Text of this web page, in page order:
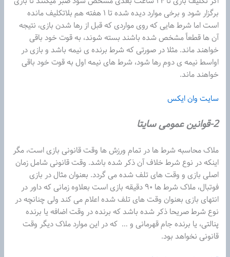
برگزار شود و برخی موارد دیده شده تا ۱ هفته هم بلاتکلیف مانده
است اما شرط‌ هایی‌ که روی مواردی که قبل از رها شدن بازی، نتیجه
آن ها قطعاً مشخص شده باشند بسته شوند، به قوت خود باقی‌
خواهند ماند. مثلا در صورتی‌ که شرط برنده ی نیمه باشد و بازی در
اواسط نیمه ی دوم رها شود، شرط‌ های نیمه اول به قوت خود باقی‌
خواهند ماند.
سایت وان ایکس
2-قوانین عمومی سایتا
ملاک محاسبه شرط ها در تمام ورزش ها وقت قانونی بازی است، مگر
اینکه در نوع شرط خلاف آن ذکر شده باشد. وقت قانونی شامل زمان
اصلی بازی و وقت های تلف شده می گردد. بعنوان مثال در بازی
فوتبال، ملاک شرط ها ۹۰ دقیقه بازی است بعلاوه زمانی که داور در
انتهای بازی بعنوان وقت های تلف شده اعلام می کند ولی چنانچه در
نوع شرط صریحا ذکر شده باشد که برنده در وقت اضافه یا برنده
پنالتی، یا برنده جام قهرمانی و … که در این موارد ملاک دیگر وقت
قانونی نخواهد بود.